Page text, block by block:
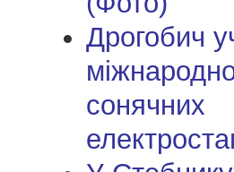
Дрогобич
сонячних